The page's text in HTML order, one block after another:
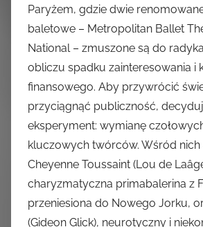
Paryżem, gdzie dwie
baletowe – Metropolitan Ballet
National – zmuszone są do
obliczu spadku zainteresowania i
finansowego. Aby przywrócić
przyciągnąć publiczność,
eksperyment: wymianę
kluczowych twórców. Wśród nich
Cheyenne Toussaint (Lou de
charyzmatyczna primabalerina z
przeniesiona do Nowego Jorku,
(Gideon Glick), neurotyczny i